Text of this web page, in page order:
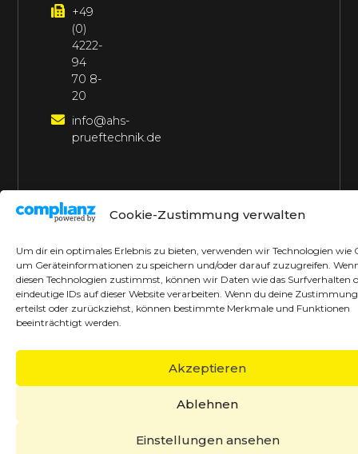
Cookie-Zustimmung verwalten
Um dir ein optimales Erlebnis zu bieten, verwenden wir Technologien wie
um Geräteinformationen zu speichern und/oder darauf zuzugreifen.
diesen Technologien zustimmst, können wir Daten wie das Surfverhalten
eindeutige IDs auf dieser Website verarbeiten. Wenn du deine
erteilst oder zurückziehst, können bestimmte Merkmale und Funktionen
beeinträchtigt werden.
Akzeptieren
Ablehnen
Einstellungen ansehen
+49
(0)
4222-
94
70 8-
20
info@ahs-
prueftechnik.de
©2026 AHS PrüftechnikAlle Rechte vorbehalten